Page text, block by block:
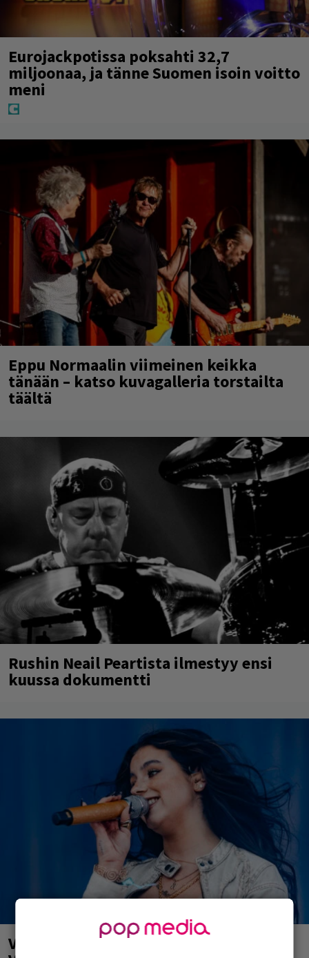
Eurojackpotissa poksahti 32,7
miljoonaa, ja tänne Suomen isoin voitto
meni
Eppu Normaalin viimeinen keikka
tänään – katso kuvagalleria torstailta
täältä
Rushin Neail Peartista ilmestyy ensi
kuussa dokumentti
Valtava Yle 100 vuotta -tapahtuma